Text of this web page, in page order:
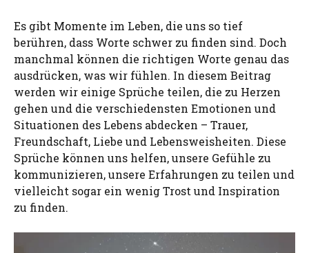
Es gibt Momente im Leben, die uns so tief
berühren, dass Worte schwer zu finden sind. Doch
manchmal können die richtigen Worte genau das
ausdrücken, was wir fühlen. In diesem Beitrag
werden wir einige Sprüche teilen, die zu Herzen
gehen und die verschiedensten Emotionen und
Situationen des Lebens abdecken – Trauer,
Freundschaft, Liebe und Lebensweisheiten. Diese
Sprüche können uns helfen, unsere Gefühle zu
kommunizieren, unsere Erfahrungen zu teilen und
vielleicht sogar ein wenig Trost und Inspiration
zu finden.